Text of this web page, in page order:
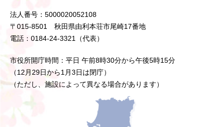
法人番号：5000020052108
〒015-8501 秋田県由利本荘市尾崎17番地
電話：0184-24-3321（代表）
市役所開庁時間：平日 午前8時30分から午後5時15分
（12月29日から1月3日は閉庁）
（ただし、施設によって異なる場合があります）